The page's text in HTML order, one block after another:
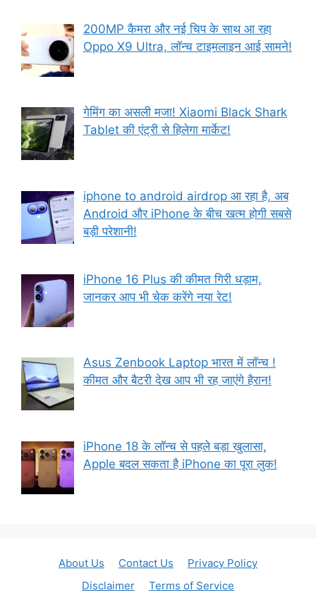
200MP कैमरा और नई चिप के साथ आ रहा
Oppo X9 Ultra, लॉन्च टाइमलाइन आई सामने!
गेमिंग का असली मजा! Xiaomi Black Shark
Tablet की एंट्री से हिलेगा मार्केट!
iphone to android airdrop आ रहा है, अब
Android और iPhone के बीच खत्म होगी सबसे
बड़ी परेशानी!
iPhone 16 Plus की कीमत गिरी धड़ाम,
जानकर आप भी चेक करेंगे नया रेट!
Asus Zenbook Laptop भारत में लॉन्च !
कीमत और बैटरी देख आप भी रह जाएंगे हैरान!
iPhone 18 के लॉन्च से पहले बड़ा खुलासा,
Apple बदल सकता है iPhone का पूरा लुक!
About Us Contact Us
Privacy Policy
Disclaimer
Terms of Service